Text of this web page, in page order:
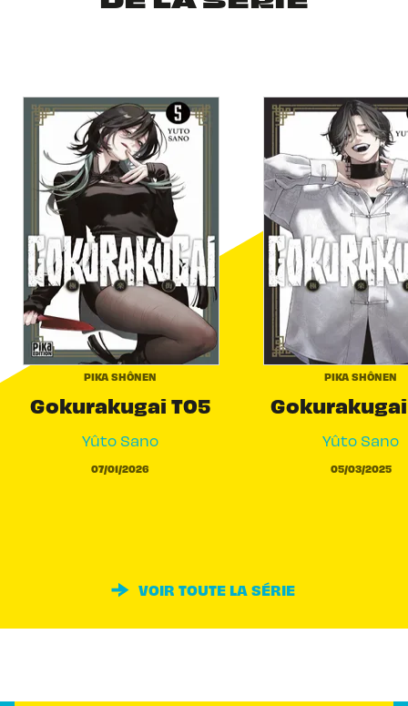
PIKA SHÔNEN
Gokurakugai T05
Yûto Sano
07/01/2026
PIKA SHÔNEN
Yûto Sano
05/03/2025
VOIR TOUTE LA SÉRIE